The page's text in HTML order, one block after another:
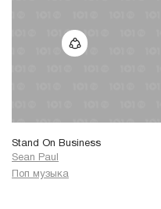
Stand On Business
Sean Paul
Поп музыка